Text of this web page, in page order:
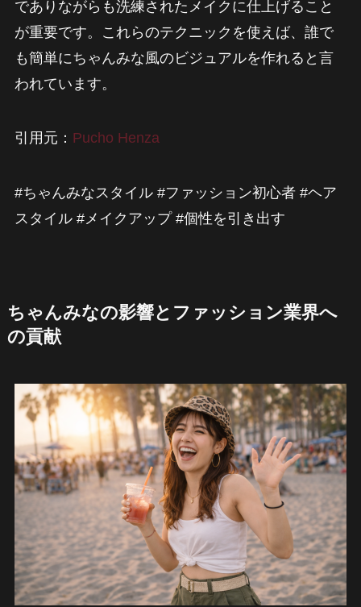
でありながらも洗練されたメイクに仕上げること
が重要です。これらのテクニックを使えば、誰で
も簡単にちゃんみな風のビジュアルを作れると言
われています。
引用元： Pucho Henza
#ちゃんみなスタイル #ファッション初心者 #ヘア
スタイル #メイクアップ #個性を引き出す
ちゃんみなの影響とファッション業界へ
の貢献